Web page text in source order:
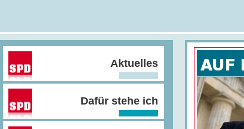
Aktuelles
Dafür stehe ich